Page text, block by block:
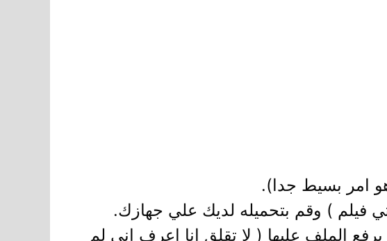
امر بسيط جدا).
) وقم بتحميله لديك علي جهازك.
الملف عليها ( لا تقلق انا اعرف اني لم